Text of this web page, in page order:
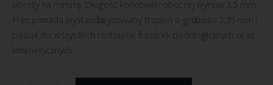
obroty na minutę. Długość końcówki roboczej wynosi 3,5 mm.
Frez posiada wystandaryzowany trzpień o grubości 2,35 mm i
pasuje do wszystkich rodzajów frezarek podologicznych oraz
kosmetycznych.